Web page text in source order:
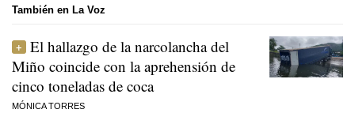
También en La Voz
El hallazgo de la narcolancha del
Miño coincide con la aprehensión de
cinco toneladas de coca
MÓNICA TORRES